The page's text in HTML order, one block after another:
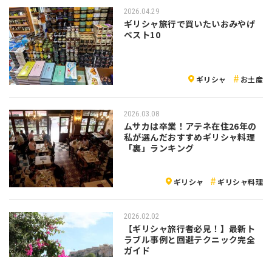
2026.04.29
ギリシャ旅行で買いたいおみやげ
ベスト10
ギリシャ お土産
2026.03.08
ムサカは卒業！アテネ在住26年の
私が選んだおすすめギリシャ料理
「裏」ランキング
ギリシャ ギリシャ料理
2026.02.02
【ギリシャ旅行者必見！】最新ト
ラブル事例と回避テクニック完全
ガイド